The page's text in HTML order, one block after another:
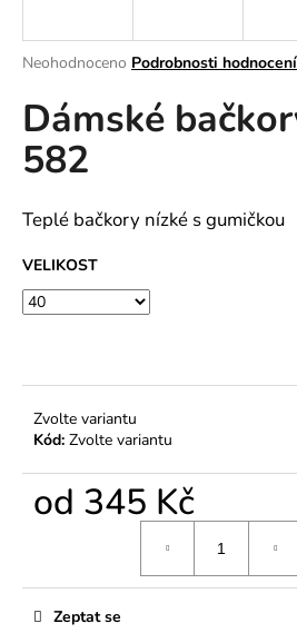
Průměrné
produktu
je
0,0
z
hvězdiček.
Neohodnoceno Podrobnosti hodnocení
Dámské
582
Teplé bačkory nízké s gumičkou
VELIKOST
Zvolte variantu
Kód: Zvolte variantu
od 345 Kč
Zeptat se
j
t
?
o
o
u